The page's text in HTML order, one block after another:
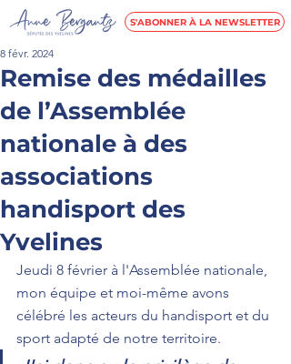
S'ABONNER À LA NEWSLETTER
Remise des médailles
de l’Assemblée
nationale à des
associations
handisport des
Yvelines
8 févr. 2024
Jeudi 8 février à l'Assemblée nationale,
mon équipe et moi-même avons
célébré les acteurs du handisport et du
sport adapté de notre territoire.